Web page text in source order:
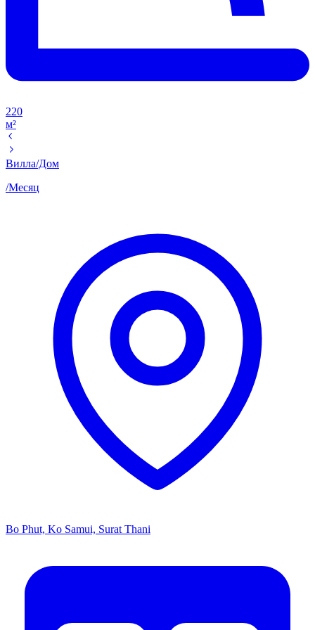
220
м²
Вилла/Дом
/Месяц
Bo Phut, Ko Samui, Surat Thani